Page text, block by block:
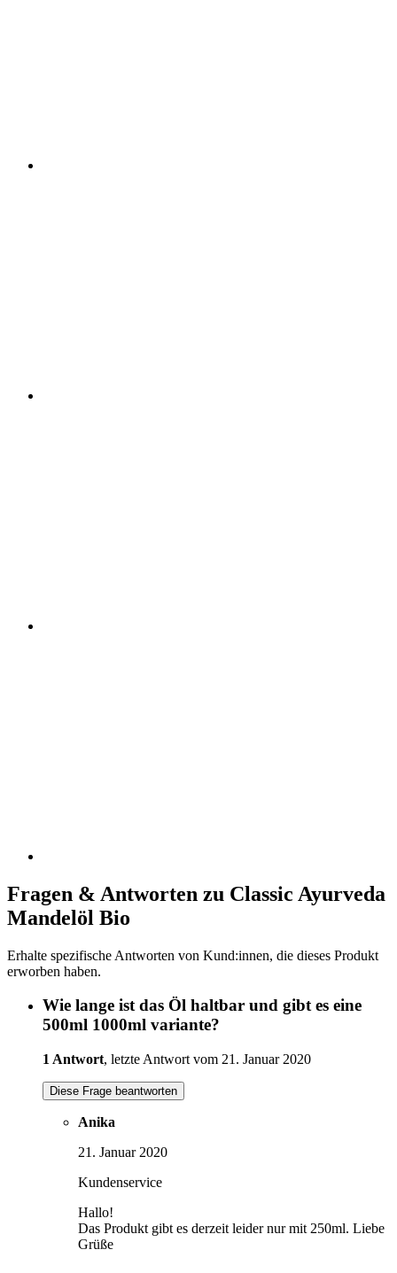
Fragen & Antworten zu Classic Ayurveda
Mandelöl Bio
Erhalte spezifische Antworten von Kund:innen, die dieses Produkt
erworben haben.
Wie lange ist das Öl haltbar und gibt es eine
500ml 1000ml variante?
1 Antwort, letzte Antwort vom 21. Januar 2020
Diese Frage beantworten
Anika
21. Januar 2020
Kundenservice
Hallo!
Das Produkt gibt es derzeit leider nur mit 250ml. Liebe
Grüße